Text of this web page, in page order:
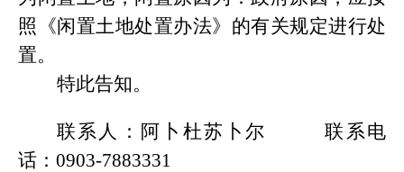
照《闲置土地处置办法》的有关规定进行处
置。
特此告知。
联系人：阿卜杜苏卜尔
联系电
话： 0903-7883331